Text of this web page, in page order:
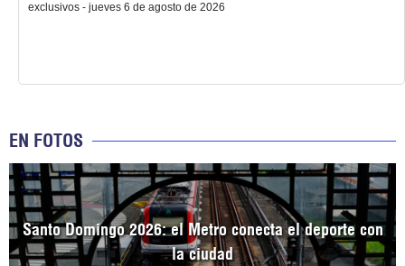
exclusivos - jueves 6 de agosto de 2026
EN FOTOS
Santo Domingo 2026: el Metro conecta el deporte con
la ciudad